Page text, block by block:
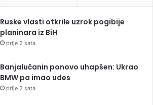
Ruske vlasti otkrile uzrok pogibije
planinara iz BiH
prije 2 sata
Banjalučanin ponovo uhapšen: Ukrao
BMW pa imao udes
prije 2 sata